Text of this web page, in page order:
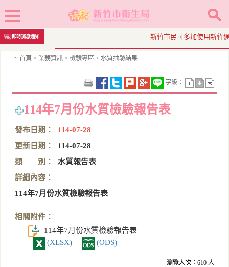
跳
到
即時消息通知 新竹市民可多加使用新竹
::: 首頁 > 業務資訊 > 檢驗專區 > 水質抽驗結果
字級：
114年7月份水質檢驗報告表
發布日期：
114-07-28
更新日期：
114-07-28
類 別：
水質報告表
詳細內容：
114年7月份水質檢驗報告表
相關附件：
114年7月份水質檢驗報告表
(XLSX)
(ODS)
瀏覽人次：610 人